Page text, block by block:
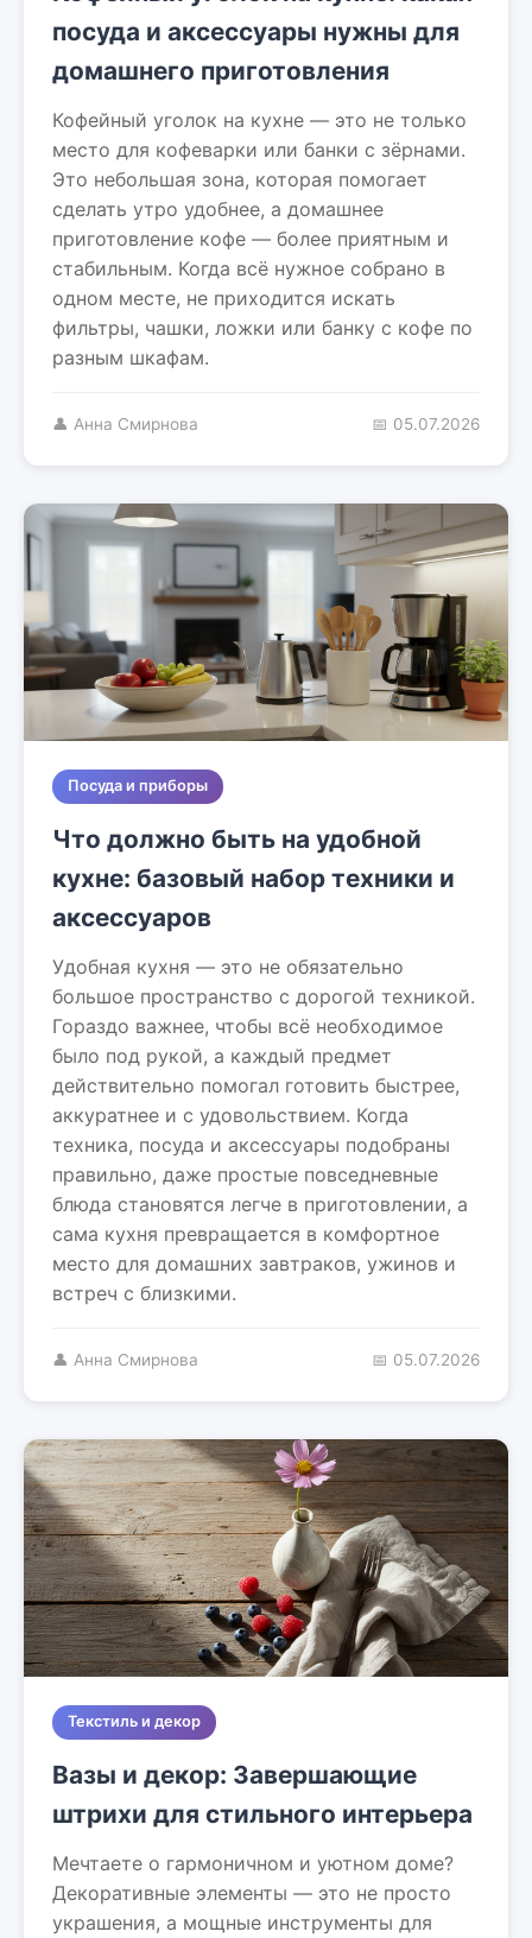
посуда и аксессуары нужны для
домашнего приготовления
Кофейный уголок на кухне — это не только
место для кофеварки или банки с зёрнами.
Это небольшая зона, которая помогает
сделать утро удобнее, а домашнее
приготовление кофе — более приятным и
стабильным. Когда всё нужное собрано в
одном месте, не приходится искать
фильтры, чашки, ложки или банку с кофе по
разным шкафам.
👤 Анна Смирнова 📅 05.07.2026
Посуда и приборы
Что должно быть на удобной
кухне: базовый набор техники и
аксессуаров
Удобная кухня — это не обязательно
большое пространство с дорогой техникой.
Гораздо важнее, чтобы всё необходимое
было под рукой, а каждый предмет
действительно помогал готовить быстрее,
аккуратнее и с удовольствием. Когда
техника, посуда и аксессуары подобраны
правильно, даже простые повседневные
блюда становятся легче в приготовлении, а
сама кухня превращается в комфортное
место для домашних завтраков, ужинов и
встреч с близкими.
👤 Анна Смирнова 📅 05.07.2026
Текстиль и декор
Вазы и декор: Завершающие
штрихи для стильного интерьера
Мечтаете о гармоничном и уютном доме?
Декоративные элементы — это не просто
украшения, а мощные инструменты для